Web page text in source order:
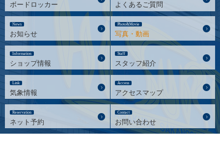
ボードロッカー よくあるご質問
News
お知らせ
Photo&Movie
写真・動画
Information
ショップ情報
Staff
スタッフ紹介
Link
気象情報
Access
アクセスマップ
Reservation
ネット予約
Contact
お問い合わせ